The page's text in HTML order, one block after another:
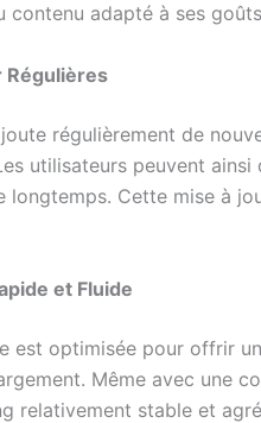
contenu adapté à ses
Régulières
régulièrement de
utilisateurs peuvent
longtemps. Cette mise à
et Fluide
est optimisée pour offrir
Même avec une
relativement stable et